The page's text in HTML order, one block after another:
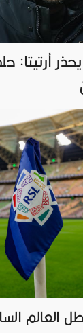
أرتيتا:
العالم